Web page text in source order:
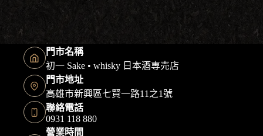
門市名稱
初一 Sake • whisky 日本酒専売店
門市地址
高雄市新興區七賢一路11之1號
聯絡電話
0931 118 880
營業時間